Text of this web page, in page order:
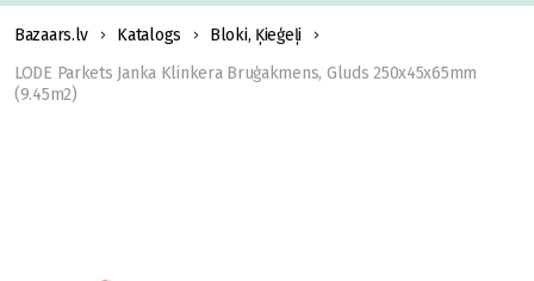
Bazaars.lv Katalogs
Bloki, Ķieģeļi
LODE Parkets Janka Klinkera Bruģakmens, Gluds 250x45x65mm
(9.45m2)